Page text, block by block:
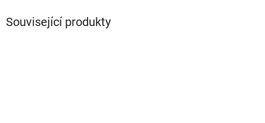
Související produkty